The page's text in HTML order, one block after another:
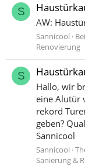
S
AW:
Sannicool
Renovierung
S
Hallo, wir
eine Alutür
rekord
geben?
Sannicool
Sannicool
Sanierung &